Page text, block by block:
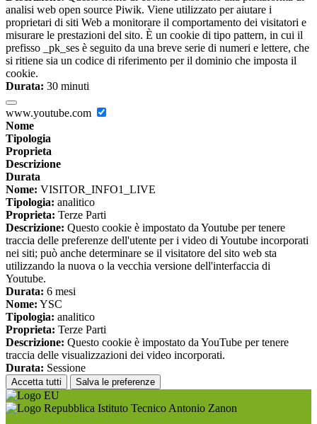
analisi web open source Piwik. Viene utilizzato per aiutare i
proprietari di siti Web a monitorare il comportamento dei visitatori e
misurare le prestazioni del sito. È un cookie di tipo pattern, in cui il
prefisso _pk_ses è seguito da una breve serie di numeri e lettere, che
si ritiene sia un codice di riferimento per il dominio che imposta il
cookie.
Durata: 30 minuti
www.youtube.com
Nome
Tipologia
Proprieta
Descrizione
Durata
Nome: VISITOR_INFO1_LIVE
Tipologia: analitico
Proprieta: Terze Parti
Descrizione: Questo cookie è impostato da Youtube per tenere
traccia delle preferenze dell'utente per i video di Youtube incorporati
nei siti; può anche determinare se il visitatore del sito web sta
utilizzando la nuova o la vecchia versione dell'interfaccia di
Youtube.
Durata: 6 mesi
Nome: YSC
Tipologia: analitico
Proprieta: Terze Parti
Descrizione: Questo cookie è impostato da YouTube per tenere
traccia delle visualizzazioni dei video incorporati.
Durata: Sessione
Accetta tutti Salva le preferenze
Istituto Tecnico Antonio Zanon